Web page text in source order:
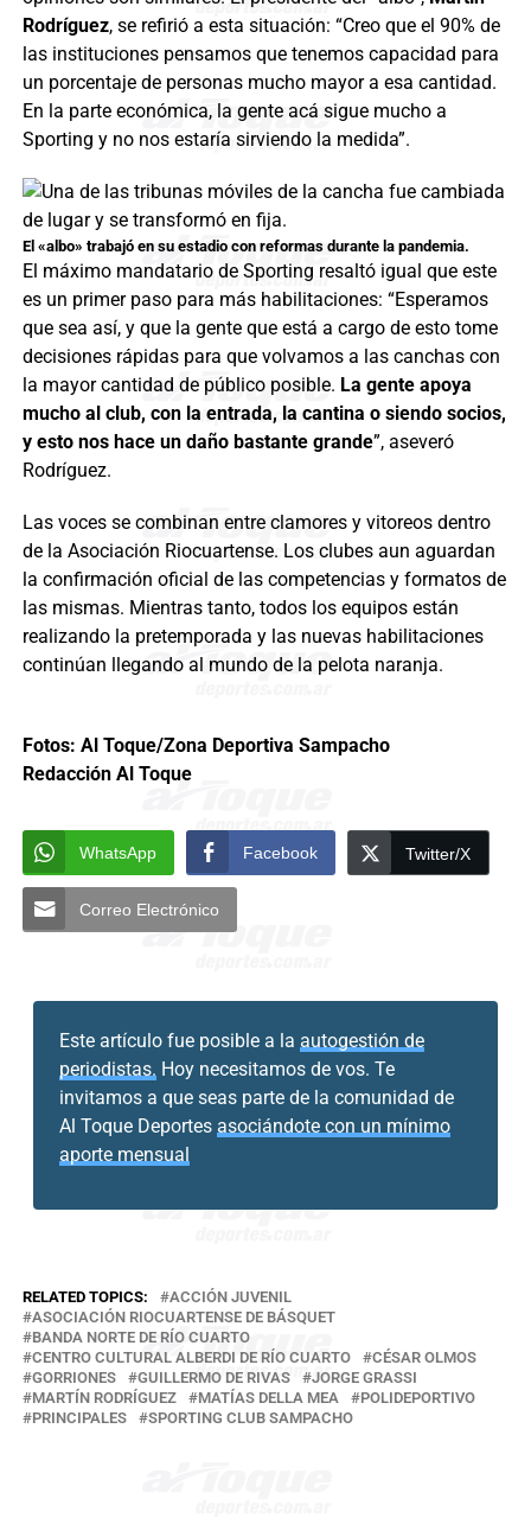
Rodríguez, se refirió a esta situación: “Creo que el 90% de
las instituciones pensamos que tenemos capacidad para
un porcentaje de personas mucho mayor a esa cantidad.
En la parte económica, la gente acá sigue mucho a
Sporting y no nos estaría sirviendo la medida”.
El «albo» trabajó en su estadio con reformas durante la pandemia.
El máximo mandatario de Sporting resaltó igual que este
es un primer paso para más habilitaciones: “Esperamos
que sea así, y que la gente que está a cargo de esto tome
decisiones rápidas para que volvamos a las canchas con
la mayor cantidad de público posible. La gente apoya
mucho al club, con la entrada, la cantina o siendo socios,
y esto nos hace un daño bastante grande”, aseveró
Rodríguez.
Las voces se combinan entre clamores y vitoreos dentro
de la Asociación Riocuartense. Los clubes aun aguardan
la confirmación oficial de las competencias y formatos de
las mismas. Mientras tanto, todos los equipos están
realizando la pretemporada y las nuevas habilitaciones
continúan llegando al mundo de la pelota naranja.
Fotos: Al Toque/Zona Deportiva Sampacho
Redacción Al Toque
WhatsApp Facebook Twitter/X
Correo Electrónico
Este artículo fue posible a la autogestión de
periodistas. Hoy necesitamos de vos. Te
invitamos a que seas parte de la comunidad de
Al Toque Deportes asociándote con un mínimo
aporte mensual
RELATED TOPICS:
ACCIÓN JUVENIL
ASOCIACIÓN RIOCUARTENSE DE BÁSQUET
BANDA NORTE DE RÍO CUARTO
CENTRO CULTURAL ALBERDI DE RÍO CUARTO
CÉSAR OLMOS
GORRIONES
GUILLERMO DE RIVAS
JORGE GRASSI
MARTÍN RODRÍGUEZ
MATÍAS DELLA MEA
POLIDEPORTIVO
PRINCIPALES
SPORTING CLUB SAMPACHO